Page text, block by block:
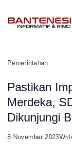
Pemerintahan
Pastikan
Merdeka,
Dikunjungi
8 November 2023